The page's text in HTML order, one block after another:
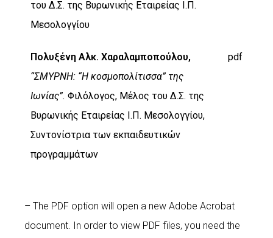
του Δ.Σ. της Βυρωνικής Εταιρείας Ι.Π.
Μεσολογγίου
Πολυξένη Αλκ. Χαραλαμποπούλου,
“ΣΜΥΡΝΗ: “Η κοσμοπολίτισσα” της
Ιωνίας”. Φιλόλογος, Μέλος του Δ.Σ. της
Βυρωνικής Εταιρείας Ι.Π. Μεσολογγίου,
Συντονίστρια των εκπαιδευτικών
προγραμμάτων
pdf
– The PDF option will open a new Adobe Acrobat
document. In order to view PDF files, you need the